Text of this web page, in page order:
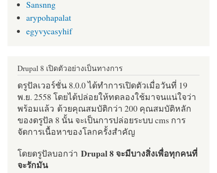
Sansnng
arypohapalat
egyvycasyhif
Drupal 8 เปิดตัวอย่างเป็นทางการ
ดรูปัลเวอร์ชั่น 8.0.0 ได้ทำการเปิดตัวเมื่อวันที่ 19
พ.ย. 2558 โดยได้ปล่อยให้ทดลองใช้มาจนแน่ใจว่า
พร้อมแล้ว ด้วยคุณสมบัติกว่า 200 คุณสมบัติหลัก
ของดรูปัล 8 นั้น จะเป็นการปล่อยระบบ cms การ
จัดการเนื้อหาของโลกครั้งสำคัญ
โดยดรูปัลบอกว่า Drupal 8 จะมีบางสิ่งเพื่อทุกคนที่
จะรักมัน